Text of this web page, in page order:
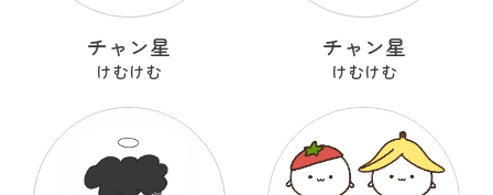
チャン星
けむけむ
チャン星
けむけむ